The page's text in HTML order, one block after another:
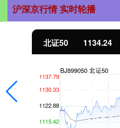
沪深京行情 实时轮播
北证50 1134.24